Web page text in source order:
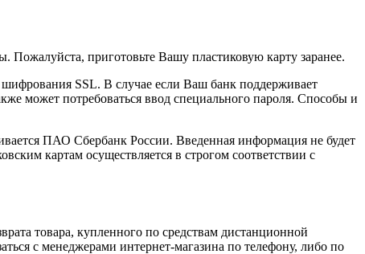
приготовьте Вашу пластиковую карту заранее.
SSL. В случае если Ваш банк поддерживает
может потребоваться ввод специального пароля. Способы и
ПАО Сбербанк России. Введенная информация не будет
картам осуществляется в строгом соответствии с
товара, купленного по средствам дистанционной
с менеджерами интернет-магазина по телефону, либо по